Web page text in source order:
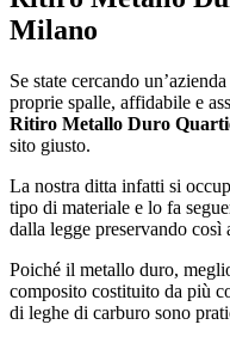
Milano
Se state cercando
proprie spalle, affidabile e
Ritiro Metallo Duro
sito giusto.
La nostra ditta infatti si
tipo di materiale e lo fa
dalla legge preservando così
Poiché il metallo duro,
composito costituito da più
di leghe di carburo sono